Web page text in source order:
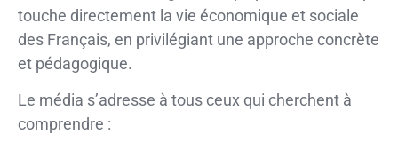
touche directement la vie économique et sociale
des Français, en privilégiant une approche concrète
et pédagogique.
Le média s’adresse à tous ceux qui cherchent à
comprendre :